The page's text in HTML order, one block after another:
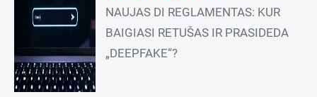
NAUJAS DI REGLAMENTAS: KUR
BAIGIASI RETUŠAS IR PRASIDEDA
„DEEPFAKE“?